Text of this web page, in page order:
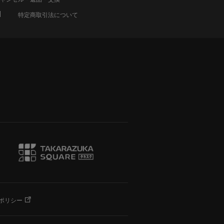
特定商取引法について
リシー